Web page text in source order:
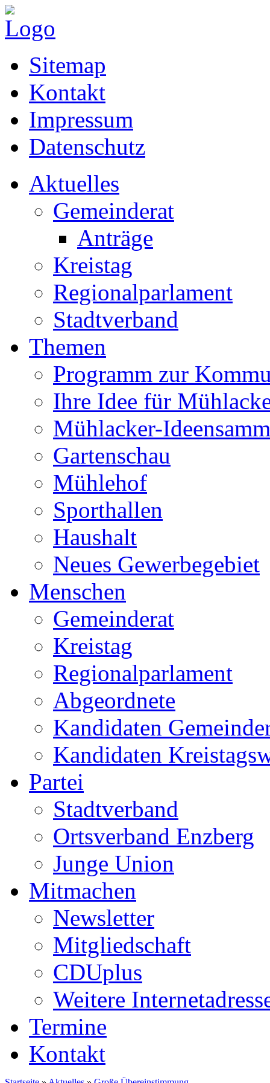
Sitemap
Kontakt
Impressum
Datenschutz
Aktuelles
Gemeinderat
Anträge
Kreistag
Regionalparlament
Stadtverband
Themen
Programm zur
Ihre Idee für
Mühlacker-
Gartenschau
Mühlehof
Sporthallen
Haushalt
Neues Gewerbegebiet
Menschen
Gemeinderat
Kreistag
Regionalparlament
Abgeordnete
Kandidaten
Kandidaten
Partei
Stadtverband
Ortsverband Enzberg
Junge Union
Mitmachen
Newsletter
Mitgliedschaft
CDUplus
Weitere
Termine
Kontakt